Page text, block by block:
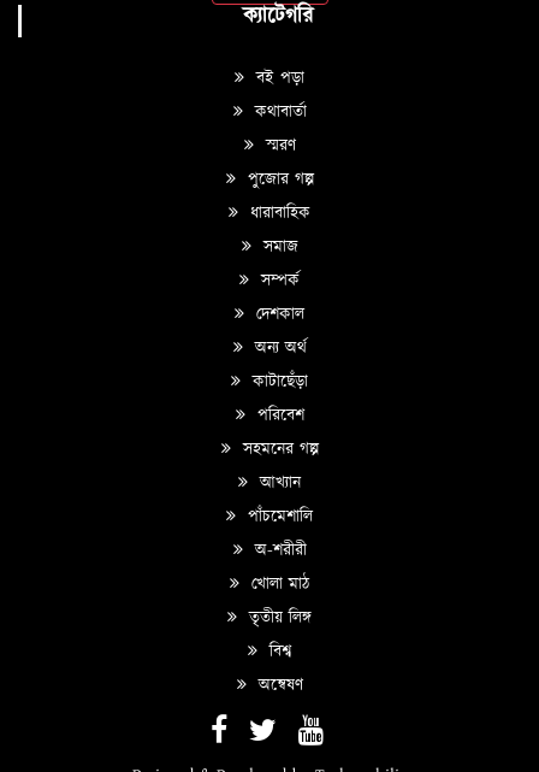
ক্যাটেগরি
বই পড়া
কথাবার্তা
স্মরণ
পুজোর গল্প
ধারাবাহিক
সমাজ
সম্পর্ক
দেশকাল
অন্য অর্থ
কাটাছেঁড়া
পরিবেশ
সহমনের গল্প
আখ্যান
পাঁচমেশালি
অ-শরীরী
খোলা মাঠ
তৃতীয় লিঙ্গ
বিশ্ব
অন্বেষণ